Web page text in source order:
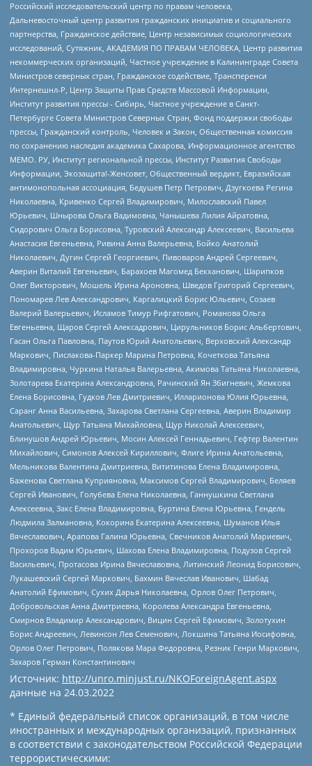
Российский исследовательский центр по правам человека,
Дальневосточный центр развития гражданских инициатив и социального
партнерства, Гражданское действие, Центр независимых социологических
исследований, Сутяжник, АКАДЕМИЯ ПО ПРАВАМ ЧЕЛОВЕКА, Центр развития
некоммерческих организаций, Частное учреждение в Калининграде Совета
Министров северных стран, Гражданское содействие, Трансперенси
Интернешнл-Р, Центр Защиты Прав Средств Массовой Информации,
Институт развития прессы - Сибирь, Частное учреждение в Санкт-
Петербурге Совета Министров Северных Стран, Фонд поддержки свободы
прессы, Гражданский контроль, Человек и Закон, Общественная комиссия
по сохранению наследия академика Сахарова, Информационное агентство
МЕМО. РУ, Институт региональной прессы, Институт Развития Свободы
Информации, Экозащита!-Женсовет, Общественный вердикт, Евразийская
антимонопольная ассоциация, Бедушев Петр Петрович, Дзугкоева Регина
Николаевна, Кривенко Сергей Владимирович, Милославский Павел
Юрьевич, Шнырова Ольга Вадимовна, Чанышева Лилия Айратовна,
Сидорович Ольга Борисовна, Туровский Александр Алексеевич, Васильева
Анастасия Евгеньевна, Ривина Анна Валерьевна, Бойко Анатолий
Николаевич, Дугин Сергей Георгиевич, Пивоваров Андрей Сергеевич,
Аверин Виталий Евгеньевич, Барахоев Магомед Бекханович, Шарипков
Олег Викторович, Мошель Ирина Ароновна, Шведов Григорий Сергеевич,
Пономарев Лев Александрович, Каргалицкий Борис Юльевич, Созаев
Валерий Валерьевич, Исламов Тимур Рифгатович, Романова Ольга
Евгеньевна, Щаров Сергей Алексадрович, Цирульников Борис Альбертович,
Гасан Ольга Павловна, Паутов Юрий Анатольевич, Верховский Александр
Маркович, Пислакова-Паркер Марина Петровна, Кочеткова Татьяна
Владимировна, Чуркина Наталья Валерьевна, Акимова Татьяна Николаевна,
Золотарева Екатерина Александровна, Рачинский Ян Збигневич, Жемкова
Елена Борисовна, Гудков Лев Дмитриевич, Илларионова Юлия Юрьевна,
Саранг Анна Васильевна, Захарова Светлана Сергеевна, Аверин Владимир
Анатольевич, Щур Татьяна Михайловна, Щур Николай Алексеевич,
Блинушов Андрей Юрьевич, Мосин Алексей Геннадьевич, Гефтер Валентин
Михайлович, Симонов Алексей Кириллович, Флиге Ирина Анатольевна,
Мельникова Валентина Дмитриевна, Вититинова Елена Владимировна,
Баженова Светлана Куприяновна, Максимов Сергей Владимирович, Беляев
Сергей Иванович, Голубева Елена Николаевна, Ганнушкина Светлана
Алексеевна, Закс Елена Владимировна, Буртина Елена Юрьевна, Гендель
Людмила Залмановна, Кокорина Екатерина Алексеевна, Шуманов Илья
Вячеславович, Арапова Галина Юрьевна, Свечников Анатолий Мариевич,
Прохоров Вадим Юрьевич, Шахова Елена Владимировна, Подузов Сергей
Васильевич, Протасова Ирина Вячеславовна, Литинский Леонид Борисович,
Лукашевский Сергей Маркович, Бахмин Вячеслав Иванович, Шабад
Анатолий Ефимович, Сухих Дарья Николаевна, Орлов Олег Петрович,
Добровольская Анна Дмитриевна, Королева Александра Евгеньевна,
Смирнов Владимир Александрович, Вицин Сергей Ефимович, Золотухин
Борис Андреевич, Левинсон Лев Семенович, Локшина Татьяна Иосифовна,
Орлов Олег Петрович, Полякова Мара Федоровна, Резник Генри Маркович,
Захаров Герман Константинович
Источник: http://unro.minjust.ru/NKOForeignAgent.aspx
данные на 24.03.2022
* Единый федеральный список организаций, в том числе
иностранных и международных организаций, признанных
в соответствии с законодательством Российской Федерации
террористическими: